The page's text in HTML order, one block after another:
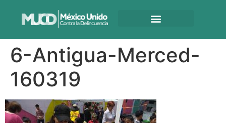
6-Antigua-Merced-
160319